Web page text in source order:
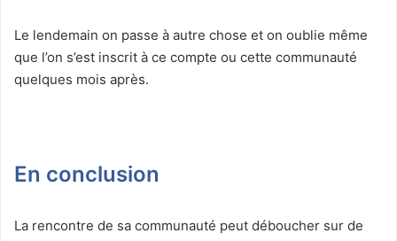
Le lendemain on passe à autre chose et on oublie même
que l’on s’est inscrit à ce compte ou cette communauté
quelques mois après.
En conclusion
La rencontre de sa communauté peut déboucher sur de